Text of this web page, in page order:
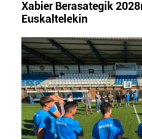
Xabier Berasategik
Euskaltelekin